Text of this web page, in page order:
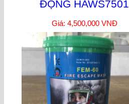
ĐỘNG HAWS7501
Giá: 4,500,000 VNĐ